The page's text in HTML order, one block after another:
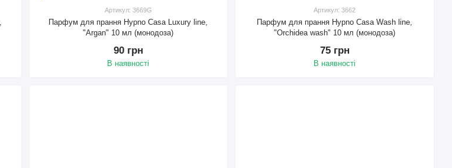
Артикул: 3669G
Парфум для прання Hypno Casa Luxury line,
"Argan" 10 мл (монодоза)
90 грн
В наявності
Артикул: 3662
Парфум для прання Hypno Casa Wash line,
"Orchidea wash" 10 мл (монодоза)
75 грн
В наявності